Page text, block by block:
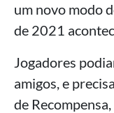
um novo modo
de 2021
Jogadores
amigos, e
de